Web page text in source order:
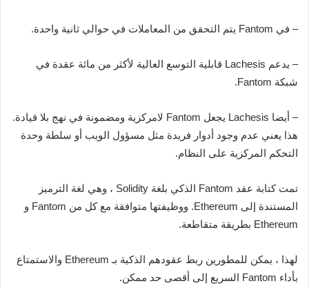
– في Fantom يتم التحقق من المعاملات في حوالي ثانية واحدة.
– يدعم Lachesis قابلية التوسع العالية لأكثر من مائة عقدة في
شبكة Fantom.
– أيضا Lachesis يجعل Fantom لامركزية ومضمونة في نهج بلا قيادة.
هذا يعني عدم وجود أدوار فريدة مثل مسؤول الويب أو سلطة وحدة
التحكم المركزية على النظام.
تمت كتابة عقد Fantom الذكي بلغة Solidity ، وهي لغة الترميز
المستندة إلى Ethereum. ووظيفتها متوافقة مع كل من Fantom و
Ethereum بطريقة متقاطعة.
لهذا ، يمكن للمطورين ربط عقودهم الذكية بـ Ethereum والاستمتاع
بأداء Fantom السريع إلى أقصى حد ممكن.